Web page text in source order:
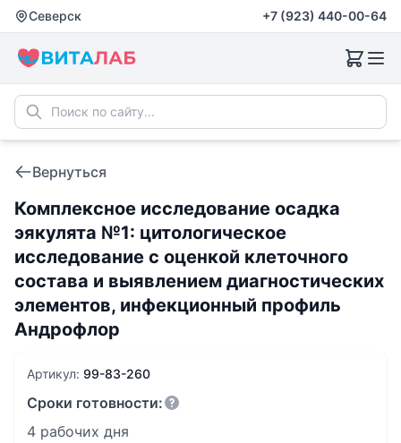
Северск +7 (923) 440-00-64
Вернуться
Комплексное исследование осадка
эякулята №1: цитологическое
исследование с оценкой клеточного
состава и выявлением диагностических
элементов, инфекционный профиль
Андрофлор
Артикул: 99-83-260
Сроки готовности:
4 рабочих дня